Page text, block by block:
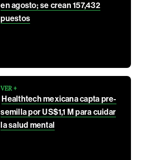
en agosto; se crean 157,432
puestos
VER +
Healthtech mexicana capta pre-
semilla por US$1,1 M para cuidar
la salud mental